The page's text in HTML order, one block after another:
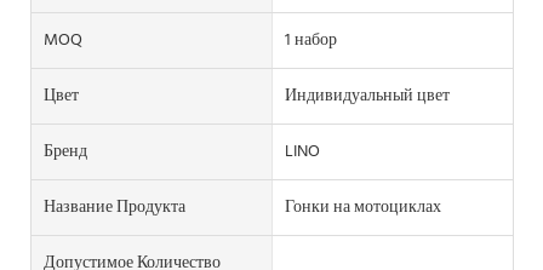
MOQ
1 набор
Цвет
Индивидуальный цвет
Бренд
LINO
Название Продукта
Гонки на мотоциклах
Допустимое Количество